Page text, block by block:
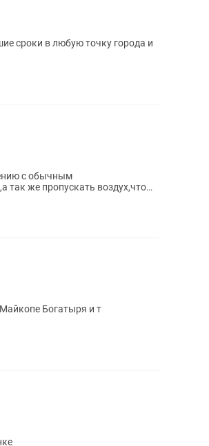
сроки в любую точку города и
с обычным
так же пропускать воздух,что
Богатыря и т